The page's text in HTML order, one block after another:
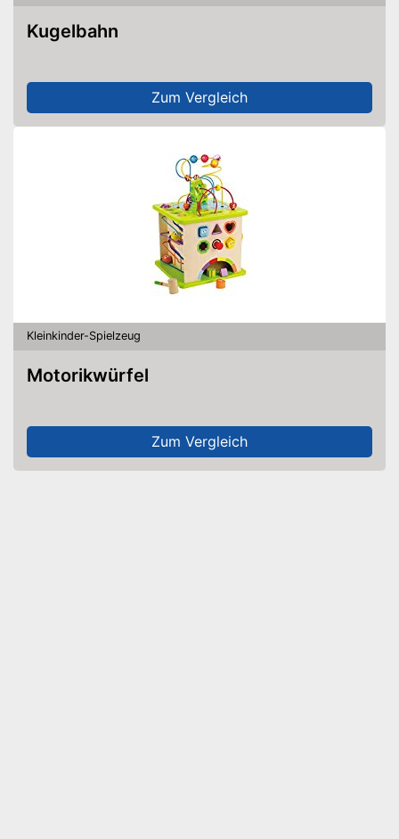
Kugelbahn
Zum Vergleich
Kleinkinder-Spielzeug
Motorikwürfel
Zum Vergleich